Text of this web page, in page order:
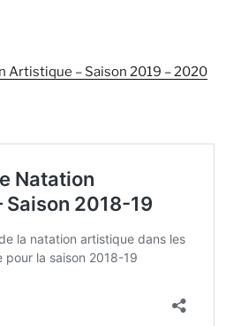
Artistique – Saison 2019 – 2020